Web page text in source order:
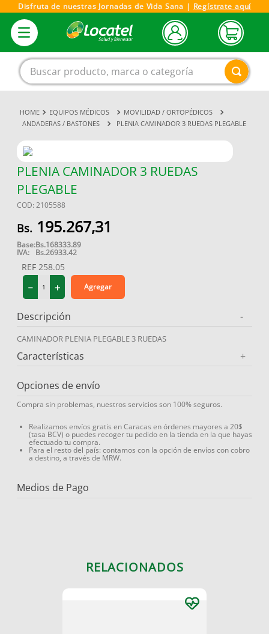
Disfruta de nuestras Jornadas de Vida Sana | Regístrate aquí
Buscar producto, marca o categoría
EQUIPOS MÉDICOS
MOVILIDAD / ORTOPÉDICOS
ANDADERAS / BASTONES
PLENIA CAMINADOR 3 RUEDAS PLEGABLE
PLENIA CAMINADOR 3 RUEDAS
PLEGABLE
COD: 2105588
195.267,31
Base:Bs.168333.89
IVA: Bs.26933.42
REF 258.05
＋
－ Agregar
Descripción -
CAMINADOR PLENIA PLEGABLE 3 RUEDAS
Características +
Opciones de envío
Compra sin problemas, nuestros servicios son 100% seguros.
Realizamos envíos gratis en Caracas en órdenes mayores a 20$
(tasa BCV) o puedes recoger tu pedido en la tienda en la que hayas
efectuado tu compra.
Para el resto del país: contamos con la opción de envíos con cobro
a destino, a través de MRW.
Medios de Pago
RELACIONADOS
1.
magnesio
3 .
4
vitamina c
linezolid
7.
champu
.
miovit
medias compresión